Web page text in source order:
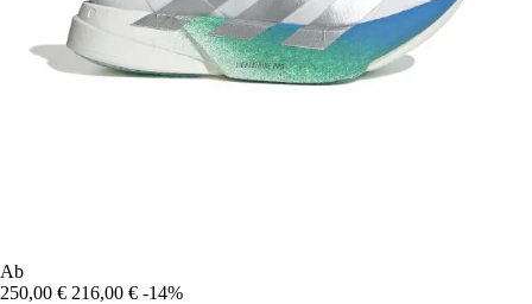
Ab
250,00 € 216,00 € -14%